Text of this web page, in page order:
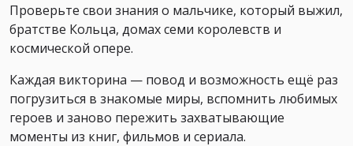
Проверьте свои знания о мальчике, который выжил,
братстве Кольца, домах семи королевств и
космической опере.
Каждая викторина — повод и возможность ещё раз
погрузиться в знакомые миры, вспомнить любимых
героев и заново пережить захватывающие
моменты из книг, фильмов и сериала.